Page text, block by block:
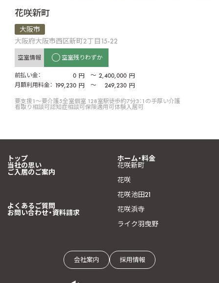
花咲新町
大阪市
大阪府大阪市西区新町2丁目15-22
空室情報 空室残りわずか
前払い金： 0 円 〜 2,400,000 円
月額利用料金： 199,230 円 〜 249,230 円
要支援1〜要介護5全室個室 128室駅徒歩約7分3：1の手厚い介護
看取り相談可認知症相談可保険適用可体験入居可
トップ
当社の思い
ご入居のご案内
ホーム・料金
花咲新町
花咲
花咲池田21
花咲浜寺
ライク羽曳野
よくあるご質問
お問い合わせ・資料請求
会社案内 採用情報